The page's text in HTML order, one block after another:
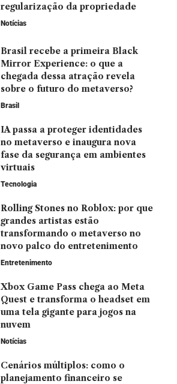
regularização da propriedade
Notícias
Brasil recebe a primeira Black
Mirror Experience: o que a
chegada dessa atração revela
sobre o futuro do metaverso?
Brasil
IA passa a proteger identidades
no metaverso e inaugura nova
fase da segurança em ambientes
virtuais
Tecnologia
Rolling Stones no Roblox: por que
grandes artistas estão
transformando o metaverso no
novo palco do entretenimento
Entretenimento
Xbox Game Pass chega ao Meta
Quest e transforma o headset em
uma tela gigante para jogos na
nuvem
Notícias
Cenários múltiplos: como o
planejamento financeiro se